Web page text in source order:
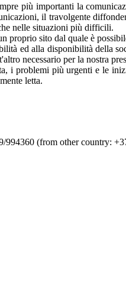
più importanti la
il travolgente
nelle situazioni più difficili.
proprio sito dal quale è
ed alla disponibilità
necessario per la nostra
i problemi più urgenti e le
letta.
(from other country: